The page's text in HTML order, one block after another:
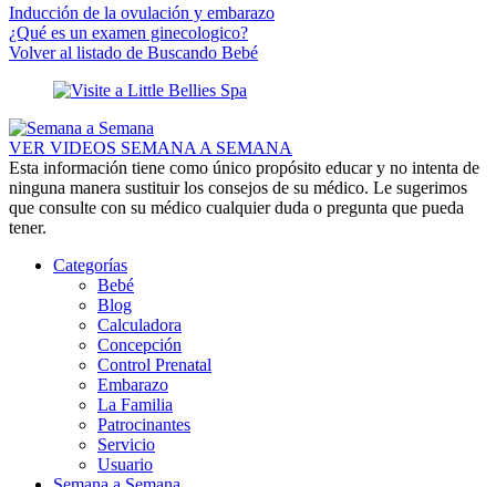
Inducción de la ovulación y embarazo
¿Qué es un examen ginecologico?
Volver al listado de Buscando Bebé
VER VIDEOS SEMANA A SEMANA
Esta información tiene como único propósito educar y no intenta de
ninguna manera sustituir los consejos de su médico. Le sugerimos
que consulte con su médico cualquier duda o pregunta que pueda
tener.
Categorías
Bebé
Blog
Calculadora
Concepción
Control Prenatal
Embarazo
La Familia
Patrocinantes
Servicio
Usuario